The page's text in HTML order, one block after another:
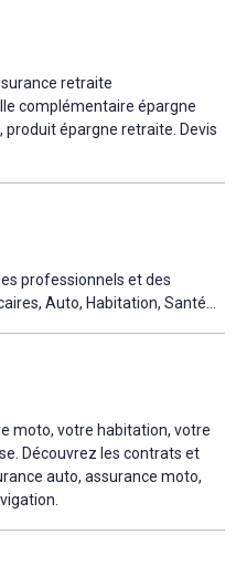
retraite
complémentaire épargne
épargne retraite. Devis
professionnels et des
Auto, Habitation, Santé…
moto, votre habitation, votre
Découvrez les contrats et
auto, assurance moto,